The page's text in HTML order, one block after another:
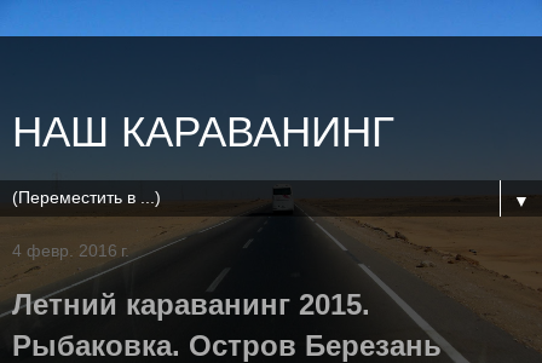
НАШ КАРАВАНИНГ
▼
4 февр. 2016 г.
Летний караванинг 2015.
Рыбаковка. Остров Березань